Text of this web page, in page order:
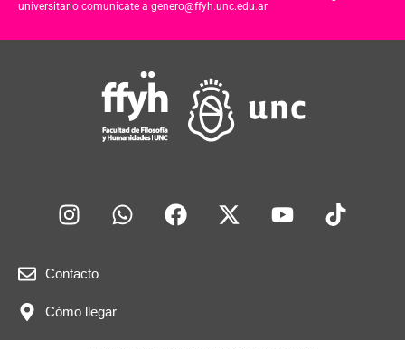
universitario comunicate a genero@ffyh.unc.edu.ar
Contacto
Cómo llegar